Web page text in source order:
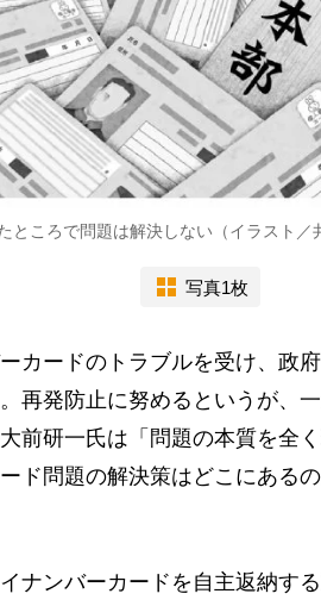
ところで問題は解決しない（イラスト／
写真1枚
カードのトラブルを受け、政
再発防止に努めるというが、
前研一氏は「問題の本質を全
ド問題の解決策はどこにある
ナンバーカードを自主返納する